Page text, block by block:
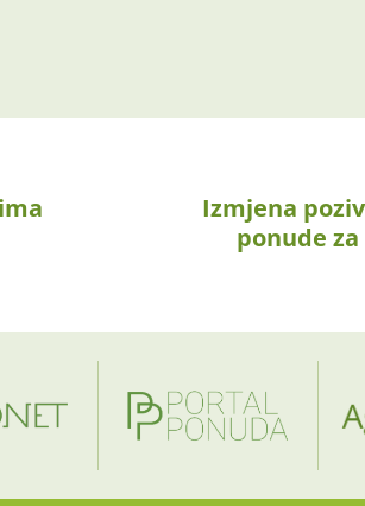
Izmjena
ponude